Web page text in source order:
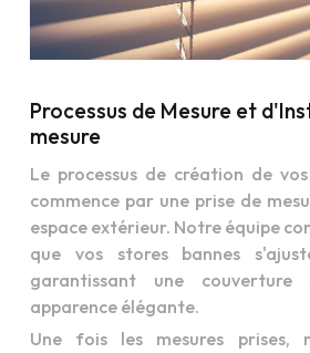
Processus de Mesure et
mesure
Le processus de création de
commence par une prise de
espace extérieur. Notre équipe
que vos stores bannes
garantissant une
apparence élégante.
Une fois les mesures prises,